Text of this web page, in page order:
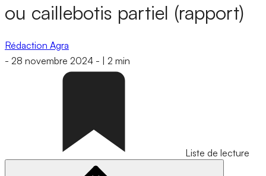
ou caillebotis partiel (rapport)
Rédaction Agra
- 28 novembre 2024 - 2 min
Liste de lecture